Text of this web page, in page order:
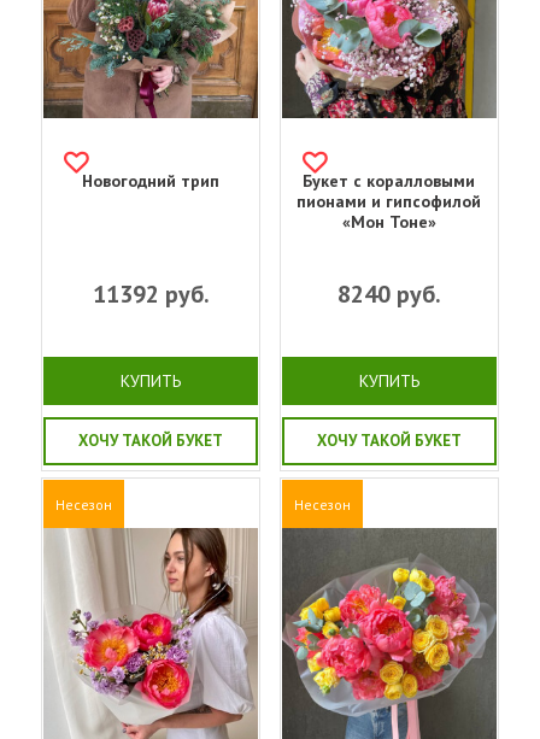
Новогодний трип
11392 руб.
КУПИТЬ
ХОЧУ ТАКОЙ БУКЕТ
Букет с коралловыми
пионами и гипсофилой
«Мон Тоне»
8240руб.
КУПИТЬ
ХОЧУ ТАКОЙ БУКЕТ
Несезон Несезон